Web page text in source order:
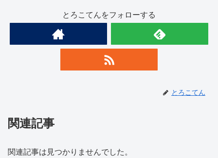
とろこてんをフォローする
とろこてん
関連記事
関連記事は見つかりませんでした。